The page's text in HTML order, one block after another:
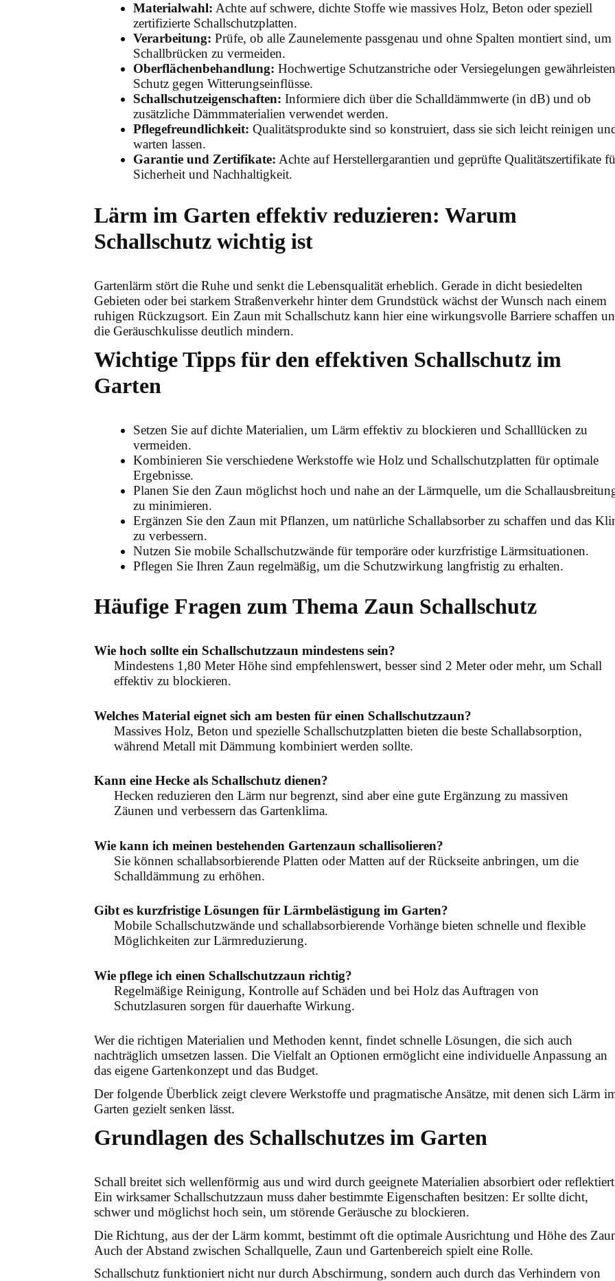
Materialwahl: Achte auf schwere, dichte Stoffe wie massives Holz, Beton oder speziell
zertifizierte Schallschutzplatten.
Verarbeitung: Prüfe, ob alle Zaunelemente passgenau und ohne Spalten montiert sind, um
Schallbrücken zu vermeiden.
Oberflächenbehandlung: Hochwertige Schutzanstriche oder Versiegelungen gewährleisten
Schutz gegen Witterungseinflüsse.
Schallschutzeigenschaften: Informiere dich über die Schalldämmwerte (in dB) und ob
zusätzliche Dämmmaterialien verwendet werden.
Pflegefreundlichkeit: Qualitätsprodukte sind so konstruiert, dass sie sich leicht reinigen
warten lassen.
Garantie und Zertifikate: Achte auf Herstellergarantien und geprüfte Qualitätszertifikate
Sicherheit und Nachhaltigkeit.
Lärm im Garten effektiv reduzieren: Warum
Schallschutz wichtig ist
Gartenlärm stört die Ruhe und senkt die Lebensqualität erheblich. Gerade in dicht besiedelten
Gebieten oder bei starkem Straßenverkehr hinter dem Grundstück wächst der Wunsch nach einem
ruhigen Rückzugsort. Ein Zaun mit Schallschutz kann hier eine wirkungsvolle Barriere schaffen
die Geräuschkulisse deutlich mindern.
Wichtige Tipps für den effektiven Schallschutz im
Garten
Setzen Sie auf dichte Materialien, um Lärm effektiv zu blockieren und Schalllücken zu
vermeiden.
Kombinieren Sie verschiedene Werkstoffe wie Holz und Schallschutzplatten für optimale
Ergebnisse.
Planen Sie den Zaun möglichst hoch und nahe an der Lärmquelle, um die
zu minimieren.
Ergänzen Sie den Zaun mit Pflanzen, um natürliche Schallabsorber zu schaffen und das
zu verbessern.
Nutzen Sie mobile Schallschutzwände für temporäre oder kurzfristige Lärmsituationen.
Pflegen Sie Ihren Zaun regelmäßig, um die Schutzwirkung langfristig zu erhalten.
Häufige Fragen zum Thema Zaun Schallschutz
Wie hoch sollte ein Schallschutzzaun mindestens sein?
Mindestens 1,80 Meter Höhe sind empfehlenswert, besser sind 2 Meter oder mehr, um Schall
effektiv zu blockieren.
Welches Material eignet sich am besten für einen Schallschutzzaun?
Massives Holz, Beton und spezielle Schallschutzplatten bieten die beste Schallabsorption,
während Metall mit Dämmung kombiniert werden sollte.
Kann eine Hecke als Schallschutz dienen?
Hecken reduzieren den Lärm nur begrenzt, sind aber eine gute Ergänzung zu massiven
Zäunen und verbessern das Gartenklima.
Wie kann ich meinen bestehenden Gartenzaun schallisolieren?
Sie können schallabsorbierende Platten oder Matten auf der Rückseite anbringen, um die
Schalldämmung zu erhöhen.
Gibt es kurzfristige Lösungen für Lärmbelästigung im Garten?
Mobile Schallschutzwände und schallabsorbierende Vorhänge bieten schnelle und flexible
Möglichkeiten zur Lärmreduzierung.
Wie pflege ich einen Schallschutzzaun richtig?
Regelmäßige Reinigung, Kontrolle auf Schäden und bei Holz das Auftragen von
Schutzlasuren sorgen für dauerhafte Wirkung.
Wer die richtigen Materialien und Methoden kennt, findet schnelle Lösungen, die sich auch
nachträglich umsetzen lassen. Die Vielfalt an Optionen ermöglicht eine individuelle Anpassung an
das eigene Gartenkonzept und das Budget.
Der folgende Überblick zeigt clevere Werkstoffe und pragmatische Ansätze, mit denen sich Lärm
Garten gezielt senken lässt.
Grundlagen des Schallschutzes im Garten
Schall breitet sich wellenförmig aus und wird durch geeignete Materialien absorbiert oder
Ein wirksamer Schallschutzzaun muss daher bestimmte Eigenschaften besitzen: Er sollte dicht,
schwer und möglichst hoch sein, um störende Geräusche zu blockieren.
Die Richtung, aus der der Lärm kommt, bestimmt oft die optimale Ausrichtung und Höhe des
Auch der Abstand zwischen Schallquelle, Zaun und Gartenbereich spielt eine Rolle.
Schallschutz funktioniert nicht nur durch Abschirmung, sondern auch durch das Verhindern von